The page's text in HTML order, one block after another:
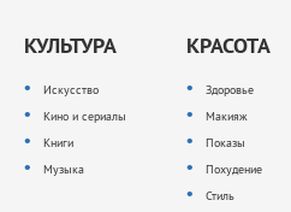
КУЛЬТУРА
Искусство
Кино и сериалы
Книги
Музыка
КРАСОТА
Здоровье
Макияж
Показы
Похудение
Стиль